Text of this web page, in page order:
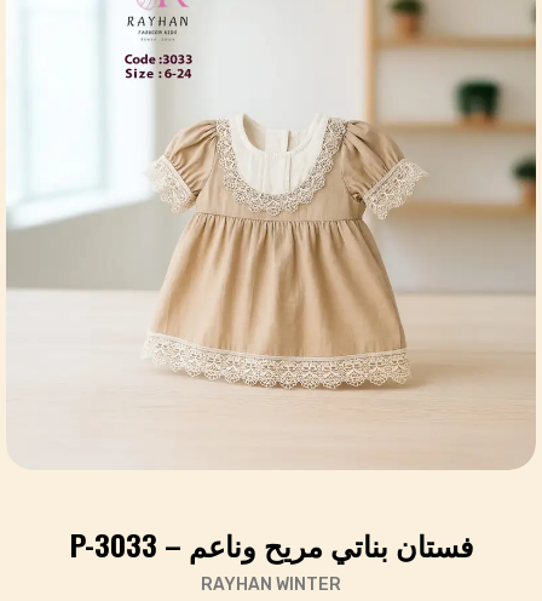
فستان بناتي مريح وناعم – P-3033
RAYHAN WINTER